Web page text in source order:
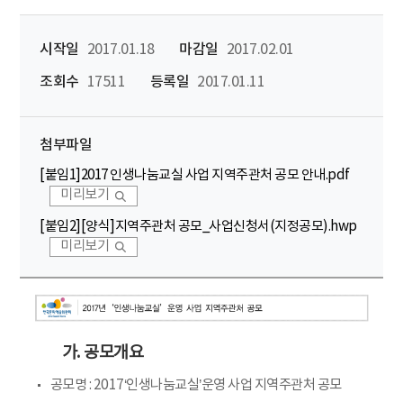
시작일 2017.01.18 마감일
2017.02.01
조회수
17511 등록일 2017.01.11
첨부파일
[붙임1]2017 인생나눔교실 사업 지역주관처 공모 안내.pdf
미리보기
[붙임2][양식]지역주관처 공모_사업신청서(지정공모).hwp
미리보기
가. 공모개요
공모명 : 2017‘인생나눔교실’운영 사업 지역주관처 공모